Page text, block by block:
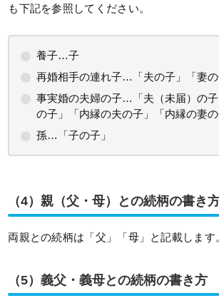
も下記を参照してください。
養子…子
再婚相手の連れ子…「夫の子」「妻の
事実婚の夫婦の子…「夫（未届）の子
の子」「内縁の夫の子」「内縁の妻の
孫…「子の子」
（4）親（父・母）との続柄の書き
両親との続柄は「父」「母」と記載します
（5）義父・義母との続柄の書き方